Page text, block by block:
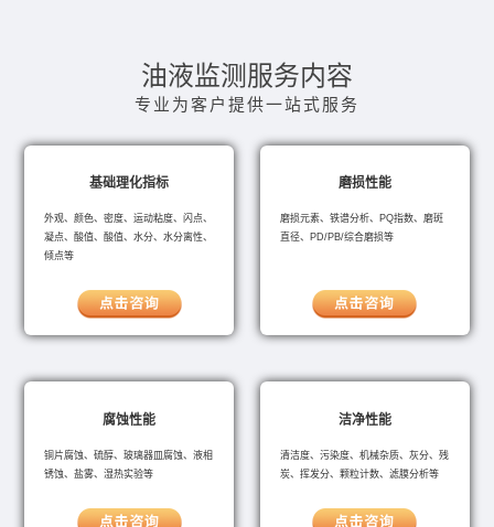
油液监测服务内容
专业为客户提供一站式服务
基础理化指标
外观、颜色、密度、运动粘度、闪点、
凝点、酸值、酸值、水分、水分离性、
倾点等
磨损性能
磨损元素、铁谱分析、PQ指数、磨斑
直径、PD/PB/综合磨损等
腐蚀性能
铜片腐蚀、硫醇、玻璃器皿腐蚀、液相
锈蚀、盐雾、湿热实验等
洁净性能
清洁度、污染度、机械杂质、灰分、残
炭、挥发分、颗粒计数、滤膜分析等